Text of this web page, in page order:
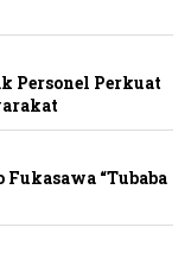
Personel Perkuat
“Tubaba